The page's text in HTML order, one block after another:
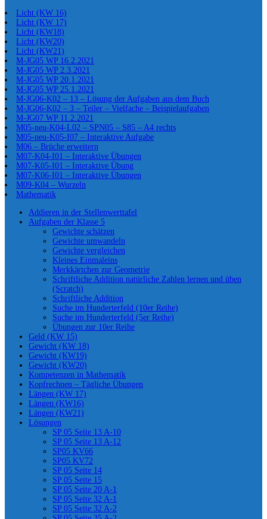
Licht (KW 16)
Licht (KW 17)
Licht (KW18)
Licht (KW20)
Licht (KW21)
M-JG05 WP 16.2.2021
M-JG05 WP 2.3.2021
M-JG05 WP 20.1.2021
M-JG05 WP 25.1.2021
M-JG06-K02 – 13 – Lösung der Aufgaben aus dem Buch
M-JG06-K02 – 3 – Teiler – Vielfache – Beispielaufgaben
M-JG07 WP 11.2.2021
M05-neu-K04-L02 – SPN05 – S85 – A4 rechts
M05-neu-K05-I07 – Interaktive Aufgabe
M06 – Brüche erweitern
M07-K04-I01 – Interaktive Übungen
M07-K05-I01 – Interaktive Übung
M07-K06-I01 – Interaktive Übungen
M09-K04 – Wurzeln
Mathematik
Addieren in der Stellenwerttafel
Aufgaben der Klasse 5
Gewichte schätzen
Gewichte umwandeln
Gewichte vergleichen
Kleines Einmaleins
Merkkärtchen zur Geometrie
Schriftliche Addition natürliche Zahlen lernen und üben
(Scratch)
Schriftliche Addition
Suche im Hunderterfeld (10er Reihe)
Suche im Hunderterfeld (5er Reihe)
Übungen zur 10er Reihe
Geld (KW 15)
Gewicht (KW 18)
Gewicht (KW19)
Gewicht (KW20)
Kompetenzen in Mathematik
Kopfrechnen – Tägliche Übungen
Längen (KW 17)
Längen (KW16)
Längen (KW21)
Lösungen
SP 05 Seite 13 A-10
SP 05 Seite 13 A-12
SP05 KV66
SP05 KV72
SP 05 Seite 14
SP 05 Seite 15
SP 05 Seite 20 A-1
SP 05 Seite 32 A-1
SP 05 Seite 32 A-2